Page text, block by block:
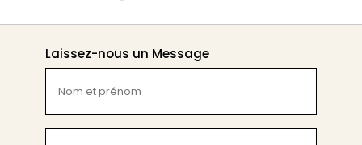
Laissez-nous un Message
et
prénom
(Nécessaire)